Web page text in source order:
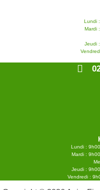
Lundi
Mardi
Jeudi
Lundi :
Mardi :
Jeudi :
Vendredi :